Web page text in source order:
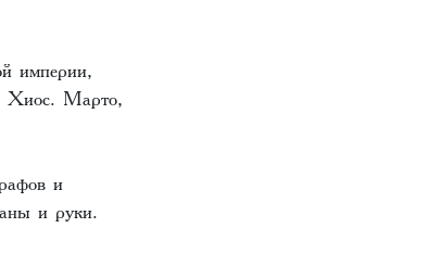
империи,
Хиос. Марто,
и
и руки.